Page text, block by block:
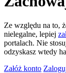
Ze względu na to,
nielegalne, lepiej
portalach. Nie
odzyskasz wtedy
Załóż konto